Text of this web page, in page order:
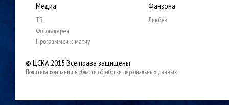
Медиа
ТВ
Фотогалерея
Программки к матчу
Фанзона
Ликбез
© ЦСКА 2015 Все права защищены
Политика компании в области обработки персональных данных